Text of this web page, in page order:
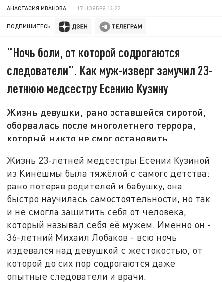
АНАСТАСИЯ ИВАНОВА 17 НОЯБРЯ 13:22
ПОДПИШИТЕСЬ:
"Ночь боли, от которой содрогаются
следователи". Как муж-изверг замучил 23-
летнюю медсестру Есению Кузину
Жизнь девушки, рано оставшейся сиротой,
оборвалась после многолетнего террора,
который никто не смог остановить.
Жизнь 23-летней медсестры Есении Кузиной
из Кинешмы была тяжёлой с самого детства:
рано потеряв родителей и бабушку, она
быстро научилась самостоятельности, но так
и не смогла защитить себя от человека,
который называл себя её мужем. Именно он -
36-летний Михаил Лобаков - всю ночь
издевался над девушкой с жестокостью, от
которой до сих пор содрогаются даже
опытные следователи и врачи.